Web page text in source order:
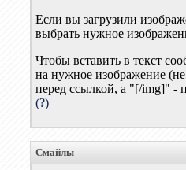
Если вы загрузили
выбрать нужное
Чтобы вставить в текст
на нужное изображение
перед ссылкой, а "[/img]" -
(?)
Смайлы